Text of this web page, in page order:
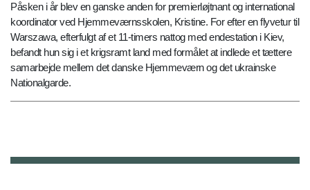
Påsken i år blev en ganske anden for premierløjtnant og international
koordinator ved Hjemmeværnsskolen, Kristine. For efter en flyvetur til
Warszawa, efterfulgt af et 11-timers nattog med endestation i Kiev,
befandt hun sig i et krigsramt land med formålet at indlede et tættere
samarbejde mellem det danske Hjemmeværn og det ukrainske
Nationalgarde.